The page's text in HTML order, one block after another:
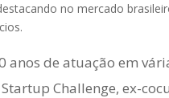
no mercado
de atuação em
Challenge, ex-